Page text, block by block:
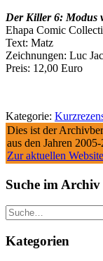
Der Killer 6: Modus
Ehapa Comic
Text: Matz
Zeichnungen: Luc
Preis: 12,00 Euro
Kategorie:
Dies ist der
aus den Jahren
Zur aktuellen
Suche im Archiv
Suche
Kategorien